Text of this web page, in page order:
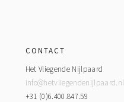
CONTACT
Het Vliegende Nijlpaard
info@hetvliegendenijlpaard.nl
+31 (0)6.400.847.59